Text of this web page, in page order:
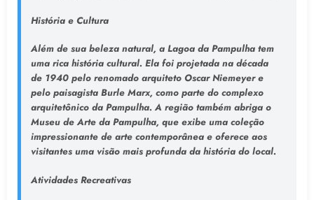
História e Cultura
Além de sua beleza natural, a Lagoa da Pampulha tem
uma rica história cultural. Ela foi projetada na década
de 1940 pelo renomado arquiteto Oscar Niemeyer e
pelo paisagista Burle Marx, como parte do complexo
arquitetônico da Pampulha. A região também abriga o
Museu de Arte da Pampulha, que exibe uma coleção
impressionante de arte contemporânea e oferece aos
visitantes uma visão mais profunda da história do local.
Atividades Recreativas